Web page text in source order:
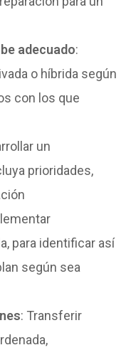
adecuado:
o híbrida según
con los que
un
prioridades,
para identificar así
según sea
: Transferir